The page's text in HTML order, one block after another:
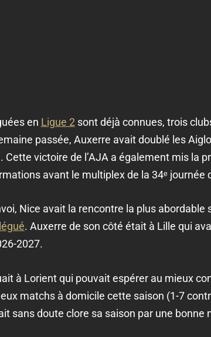
en Ligue 2 sont déjà connues, trois
passée, Auxerre avait doublé les
Cette victoire de l’AJA a également mis la
avant le multiplex de la 34ᵉ journée
Nice avait la rencontre la plus abordable
. Auxerre de son côté était à Lille qui
2027.
à Lorient qui pouvait espérer au mieux
matchs à domicile cette saison (1-7
sans doute clore sa saison par une bonne